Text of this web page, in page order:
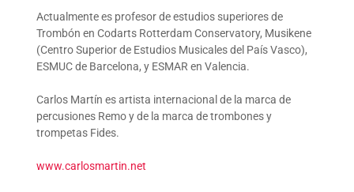
Actualmente es profesor de estudios superiores de
Trombón en Codarts Rotterdam Conservatory, Musikene
(Centro Superior de Estudios Musicales del País Vasco),
ESMUC de Barcelona, y ESMAR en Valencia.
Carlos Martín es artista internacional de la marca de
percusiones Remo y de la marca de trombones y
trompetas Fides.
www.carlosmartin.net